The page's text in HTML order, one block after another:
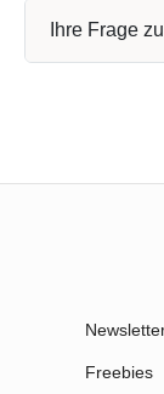
Ihre Frage
Freebies